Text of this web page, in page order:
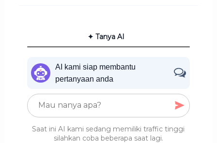
✦ Tanya AI
AI kami siap membantu
pertanyaan anda
Saat ini AI kami sedang memiliki traffic tinggi
silahkan coba beberapa saat lagi.